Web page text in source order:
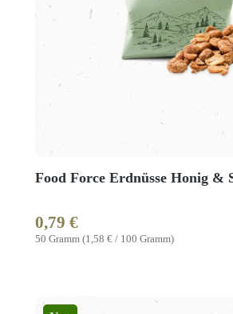
Food Force Erdnüsse Honig &
50 Gramm (1,58 € / 100 Gramm)
Regulärer Preis:
0,79 €